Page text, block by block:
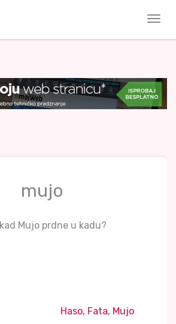
mujo
Mujo prdne u kadu?
Haso, Fata, Mujo